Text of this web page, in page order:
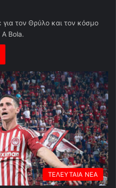
τον Θρύλο και τον κόσμο
Bola.
ΤΕΛΕΥΤΑΙΑ ΝΕΑ